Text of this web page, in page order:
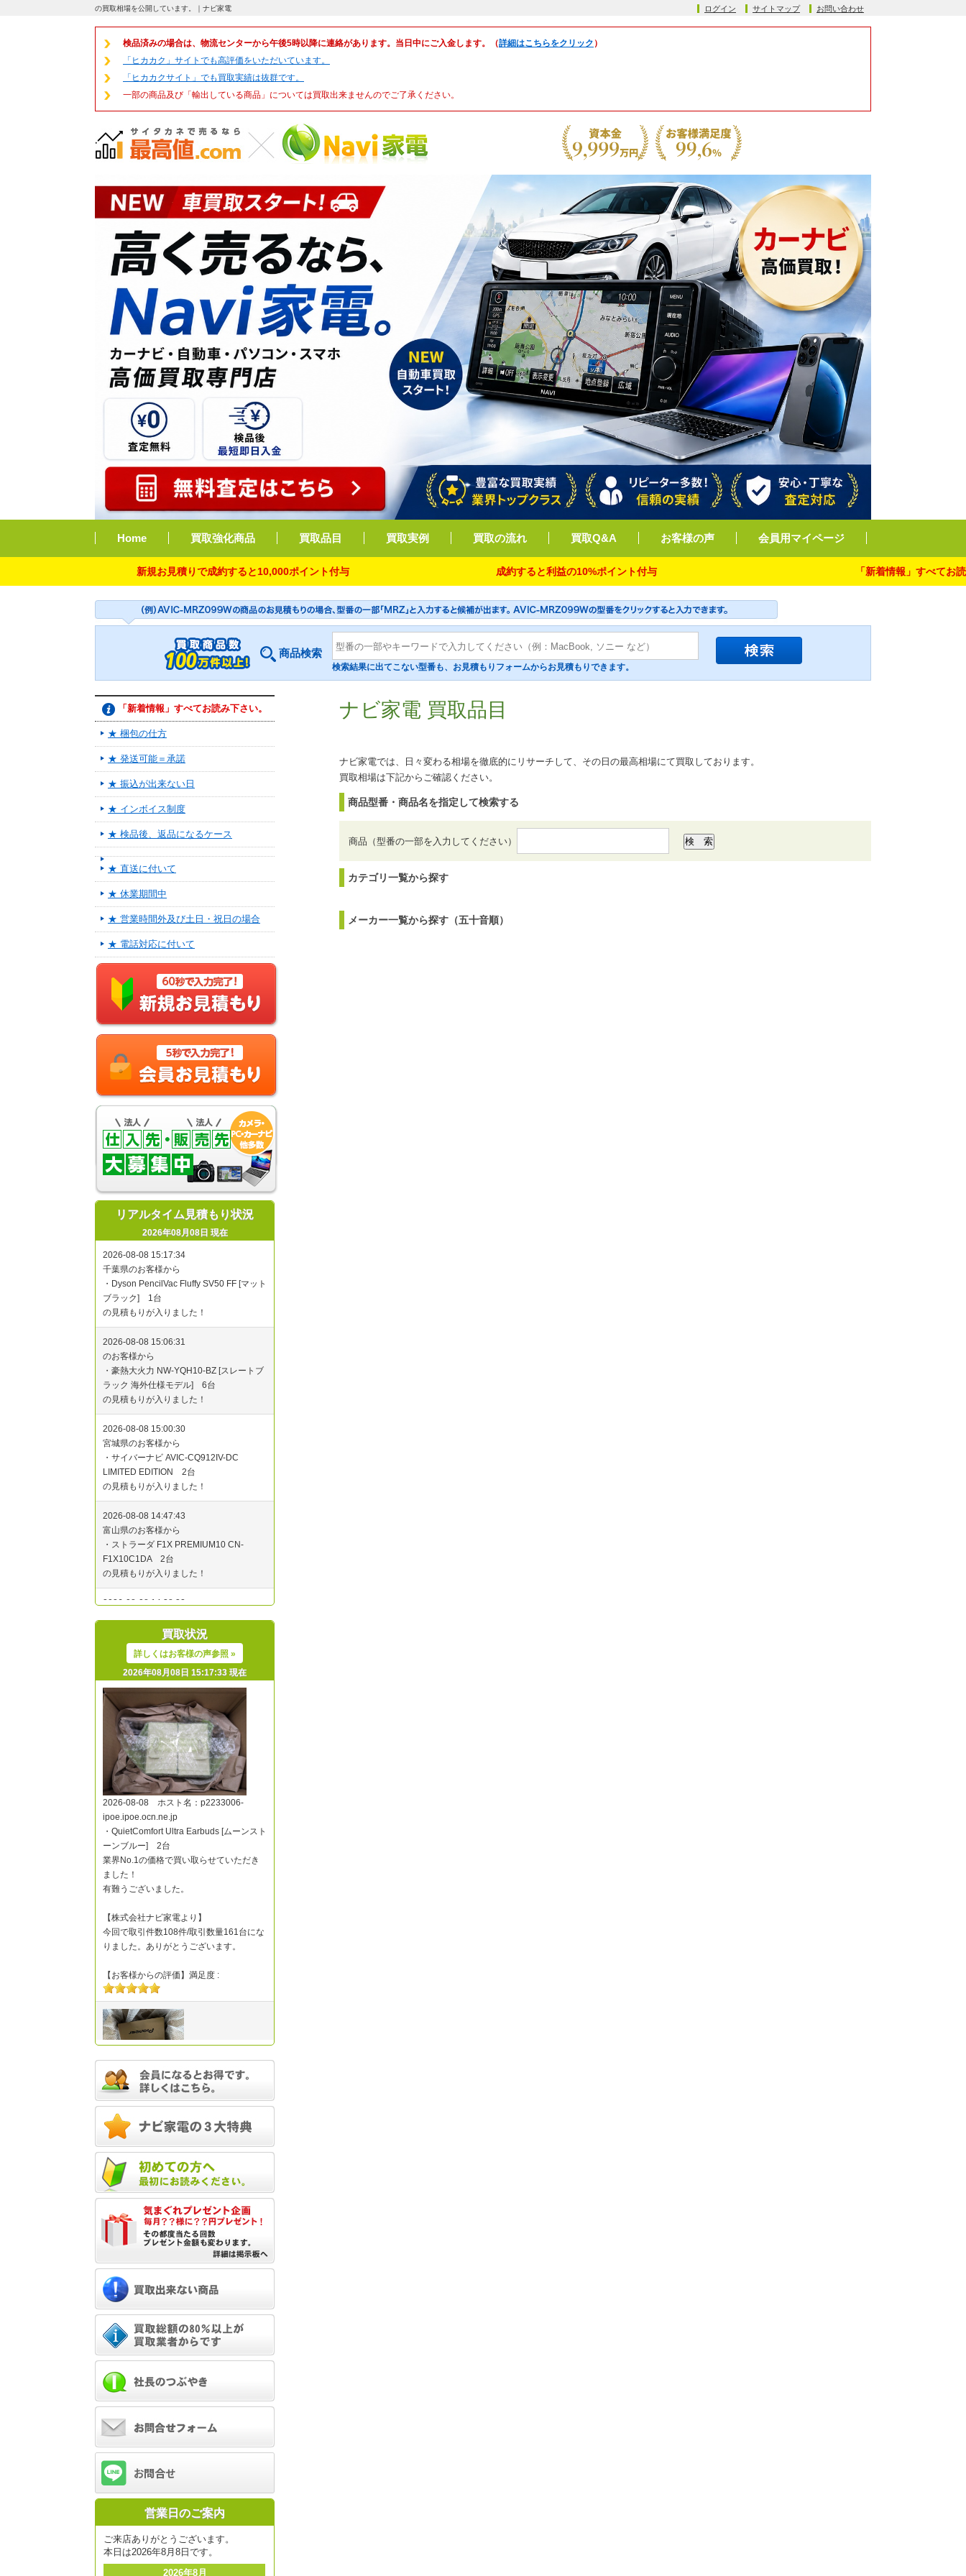
の買取相場を公開しています。｜ナビ家電 ログイン サイトマップ お問い合わせ
検品済みの場合は、物流センターから午後5時以降に連絡があります。当日中にご入金します。（詳細はこちらをクリック ）
「ヒカカク」サイトでも高評価をいただいています。
「ヒカカクサイト」でも買取実績は抜群です。
一部の商品及び「輸出している商品」については買取出来ませんのでご了承ください。
Home 買取強化商品 買取品目 買取実例 買取の流れ 買取Q&A お客様の声 会員用マイページ
新規お見積りで成約すると10,000ポイント付与 成約すると利益の10%ポイント付与 「新着情報」すべてお読み下さ
商品検索
検索結果に出てこない型番も、お見積もりフォームからお見積もりできます。
ナビ家電 買取品目
ナビ家電では、日々変わる相場を徹底的にリサーチして、その日の最高相場にて買取しております。
買取相場は下記からご確認ください。
商品型番・商品名を指定して検索する
商品（型番の一部を入力してください）
カテゴリ一覧から探す
メーカー一覧から探す（五十音順）
「新着情報」すべてお読み下さい。
★ 梱包の仕方
★ 発送可能＝承諾
★ 振込が出来ない日
★ インボイス制度
★ 検品後、返品になるケース
★ 直送に付いて
★ 休業期間中
★ 営業時間外及び土日・祝日の場合
★ 電話対応に付いて
リアルタイム見積もり状況
2026年08月08日 現在
買取状況
詳しくはお客様の声参照 »
2026年08月08日 15:17:33 現在
営業日のご案内
ご来店ありがとうございます。
本日は2026年8月8日です。
2026年8月